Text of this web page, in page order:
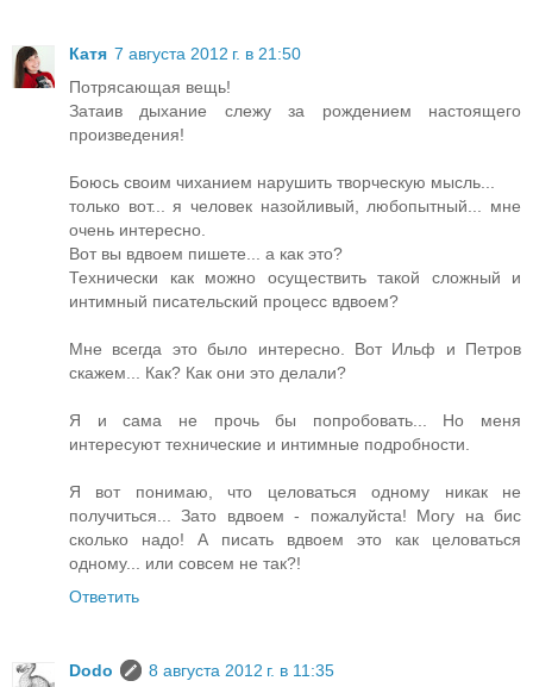
Катя 7 августа 2012 г. в 21:50
Потрясающая вещь!
Затаив дыхание слежу за рождением настоящего
произведения!
Боюсь своим чиханием нарушить творческую мысль...
только вот... я человек назойливый, любопытный... мне
очень интересно.
Вот вы вдвоем пишете... а как это?
Технически как можно осуществить такой сложный и
интимный писательский процесс вдвоем?
Мне всегда это было интересно. Вот Ильф и Петров
скажем... Как? Как они это делали?
Я и сама не прочь бы попробовать... Но меня
интересуют технические и интимные подробности.
Я вот понимаю, что целоваться одному никак не
получиться... Зато вдвоем - пожалуйста! Могу на бис
сколько надо! А писать вдвоем это как целоваться
одному... или совсем не так?!
Ответить
Dodo
8 августа 2012 г. в 11:35